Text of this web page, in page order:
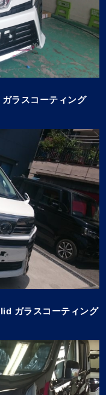
ラスコーティング
ガラスコーティング